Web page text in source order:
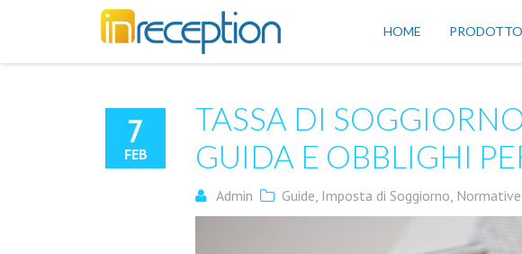
HOME PRODOTTO
TASSA DI
GUIDA E OBBLIGHI
7
FEB
Admin Guide, Imposta di Soggiorno, Normative